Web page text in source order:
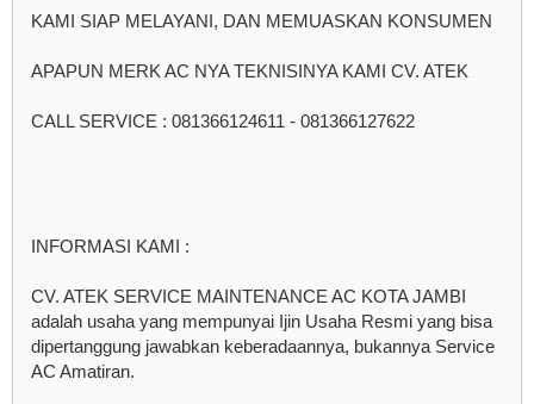
KAMI SIAP MELAYANI, DAN MEMUASKAN KONSUMEN
APAPUN MERK AC NYA TEKNISINYA KAMI CV. ATEK
CALL SERVICE : 081366124611 - 081366127622
INFORMASI KAMI :
CV. ATEK SERVICE MAINTENANCE AC KOTA JAMBI
adalah usaha yang mempunyai Ijin Usaha Resmi yang bisa
dipertanggung jawabkan keberadaannya, bukannya Service
AC Amatiran.